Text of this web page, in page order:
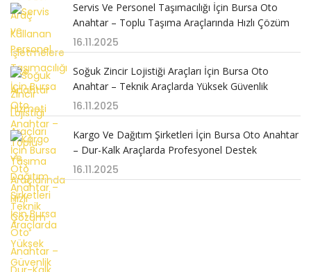
Servis Ve Personel Taşımacılığı İçin Bursa Oto
Anahtar – Toplu Taşıma Araçlarında Hızlı Çözüm
16.11.2025
Soğuk Zincir Lojistiği Araçları İçin Bursa Oto
Anahtar – Teknik Araçlarda Yüksek Güvenlik
16.11.2025
Kargo Ve Dağıtım Şirketleri İçin Bursa Oto Anahtar
– Dur-Kalk Araçlarda Profesyonel Destek
16.11.2025